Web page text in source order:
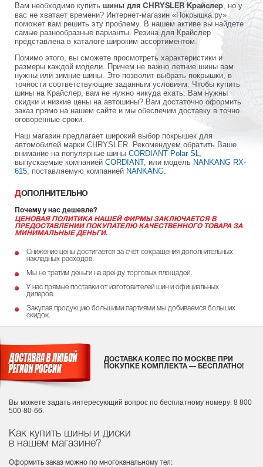
Вам необходимо купить шины для CHRYSLER Крайслер
, но у
вас не хватает времени? Интернет-магазин «Покрышка.ру»
поможет вам решить эту проблему. В нашем активе вы найдете
самые разнообразные варианты. Резина для Крайслер
представлена в каталоге широким ассортиментом.
Помимо этого, вы сможете просмотреть характеристики и
размеры каждой модели. Причем не важно летние шины вам
нужны или зимние шины. Это позволит выбрать покрышки, в
точности соответствующие заданным условиям. Чтобы купить
шины на Крайслер, вам не нужно никуда ехать. Вам нужны
скидки и низкие цены на автошины? Вам достаточно оформить
заказ прямо на нашем сайте и мы обеспечим доставку в точно
оговоренные сроки.
Наш магазин предлагает широкий выбор покрышек для
автомобилей марки CHRYSLER. Рекомендуем обратить Ваше
внимание на популярные шины CORDIANT Polar SL
выпускаемые компанией CORDIANT, или модель NANKANG RX-
615 , поставляемую компанией NANKANG
ДОПОЛНИТЕЛЬНО
Почему у нас дешевле?
ЦЕНОВАЯ ПОЛИТИКА НАШЕЙ ФИРМЫ ЗАКЛЮЧАЕТСЯ В
ПРЕДОСТАВЛЕНИИ ПОКУПАТЕЛЮ КАЧЕСТВЕННОГО ТОВАРА ЗА
МИНИМАЛЬНЫЕ ДЕНЬГИ.
Снижение цены достигается за счёт сокращения дополнительных
накладных расходов.
Мы не тратим деньги на аренду торговых площадей.
У нас прямые поставки от изготовителей шин и официальных
дилеров.
Закупая продукцию большими партиями мы добиваемся больших
скидок.
Как купить шины и диски
в нашем магазине?
Оформить заказ можно по многоканальному тел:
ДОСТАВКА КОЛЕС ПО МОСКВЕ ПРИ
ПОКУПКЕ КОМПЛЕКТА — БЕСПЛАТНО!
Вы можете задать интересующий вопрос по бесплатному номеру: 8 800
500-80-66.